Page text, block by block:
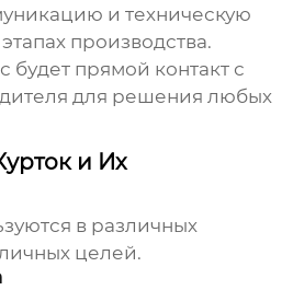
и техническую
производства.
будет прямой контакт с
для решения любых
и Их
в различных
целей.